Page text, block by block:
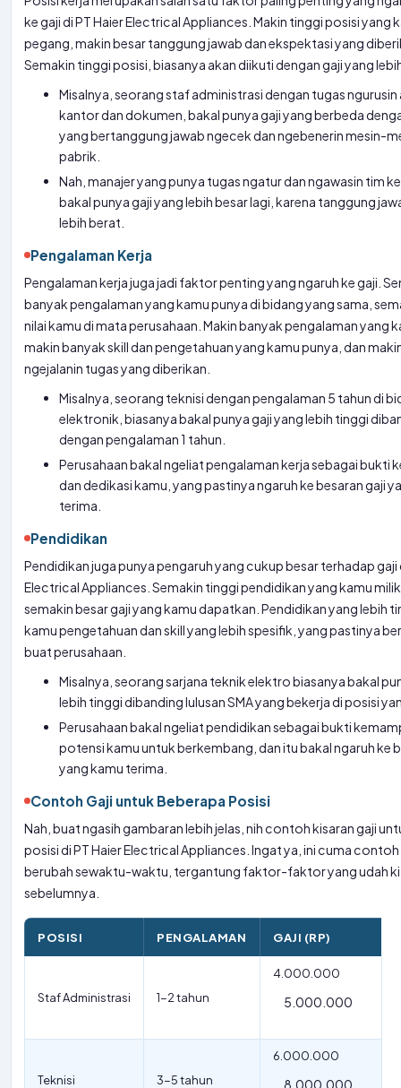
ke gaji di PT Haier Electrical Appliances. Makin tinggi posisi yang
pegang, makin besar tanggung jawab dan ekspektasi yang
Semakin tinggi posisi, biasanya akan diikuti dengan gaji yang
Misalnya, seorang staf administrasi dengan tugas
kantor dan dokumen, bakal punya gaji yang berbeda
yang bertanggung jawab ngecek dan ngebenerin mesin-
pabrik.
Nah, manajer yang punya tugas ngatur dan ngawasin tim
bakal punya gaji yang lebih besar lagi, karena tanggung
lebih berat.
Pengalaman Kerja
Pengalaman kerja juga jadi faktor penting yang ngaruh ke gaji.
banyak pengalaman yang kamu punya di bidang yang sama,
nilai kamu di mata perusahaan. Makin banyak pengalaman yang
makin banyak skill dan pengetahuan yang kamu punya, dan
ngejalanin tugas yang diberikan.
Misalnya, seorang teknisi dengan pengalaman 5 tahun di
elektronik, biasanya bakal punya gaji yang lebih tinggi
dengan pengalaman 1 tahun.
Perusahaan bakal ngeliat pengalaman kerja sebagai bukti
dan dedikasi kamu, yang pastinya ngaruh ke besaran gaji
terima.
Pendidikan
Pendidikan juga punya pengaruh yang cukup besar terhadap gaji
Electrical Appliances. Semakin tinggi pendidikan yang kamu
semakin besar gaji yang kamu dapatkan. Pendidikan yang lebih
kamu pengetahuan dan skill yang lebih spesifik, yang pastinya
buat perusahaan.
Misalnya, seorang sarjana teknik elektro biasanya bakal
lebih tinggi dibanding lulusan SMA yang bekerja di posisi
Perusahaan bakal ngeliat pendidikan sebagai bukti
potensi kamu untuk berkembang, dan itu bakal ngaruh ke
yang kamu terima.
Contoh Gaji untuk Beberapa Posisi
Nah, buat ngasih gambaran lebih jelas, nih contoh kisaran gaji
posisi di PT Haier Electrical Appliances. Ingat ya, ini cuma contoh
berubah sewaktu-waktu, tergantung faktor-faktor yang udah
sebelumnya.
POSISI PENGALAMAN GAJI (RP)
Staf Administrasi 1-2 tahun
4.000.000
5.000.000
Teknisi 3-5 tahun
6.000.000
8.000.000